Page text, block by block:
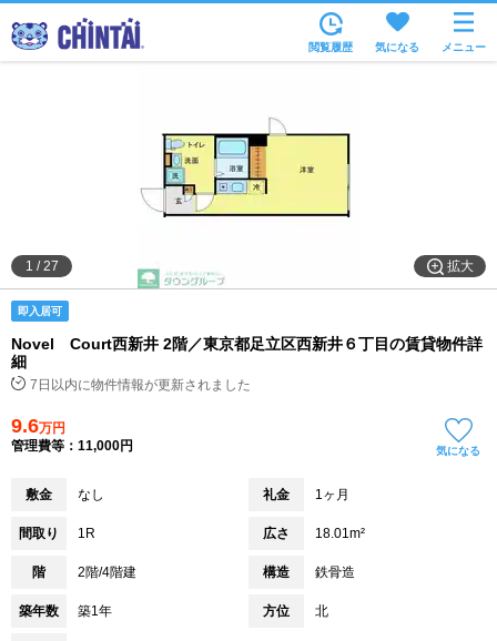
家賃相場から
通勤通学時間から
閲覧履歴 気になる メニュー
拡大
1 /27
即入居可
Novel Court西新井 2階／東京都足立区西新井６丁目の賃貸物件詳
細
7日以内に物件情報が更新されました
9.6万円
管理費等：11,000円
気になる
敷金 なし 礼金 1ヶ月
間取り 1R 広さ 18.01m²
階 2階/4階建 構造 鉄骨造
築年数 築1年 方位 北